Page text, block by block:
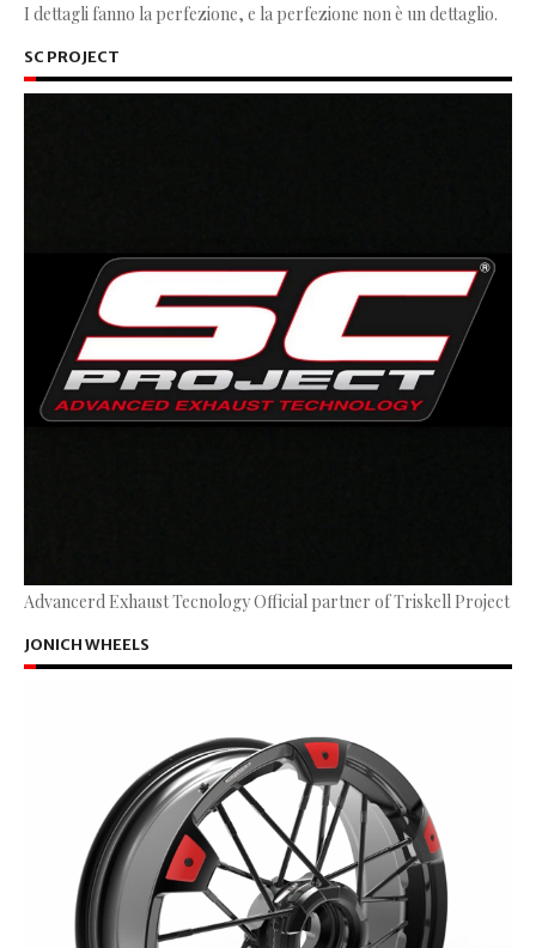
I dettagli fanno la perfezione, e la perfezione non è un dettaglio.
SC PROJECT
Advancerd Exhaust Tecnology Official partner of Triskell Project
JONICH WHEELS